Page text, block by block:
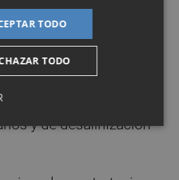
luchar contra la
especies,
selectiva y
de los residuos o la
de la gestión
el impulso de los
y de desalinización
TODO
TODO